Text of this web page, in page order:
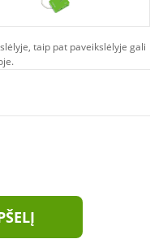
taip pat paveikslėlyje gali